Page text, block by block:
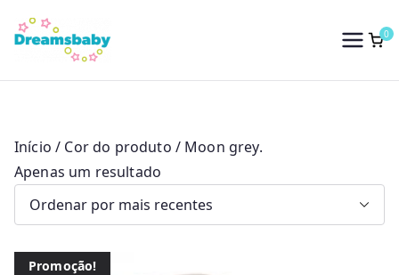
para
conteúdo
Dreams Baby
0
Início / Cor do produto / Moon grey.
Apenas um resultado
Promoção!